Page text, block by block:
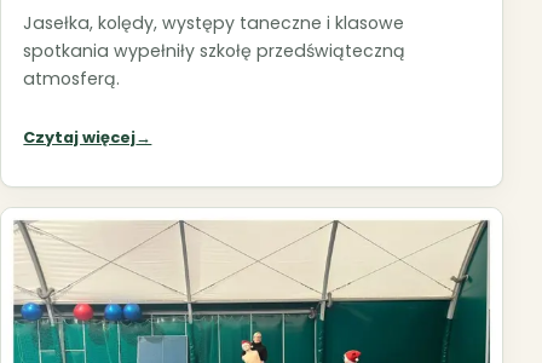
Jasełka, kolędy, występy taneczne i klasowe
spotkania wypełniły szkołę przedświąteczną
atmosferą.
Czytaj więcej→